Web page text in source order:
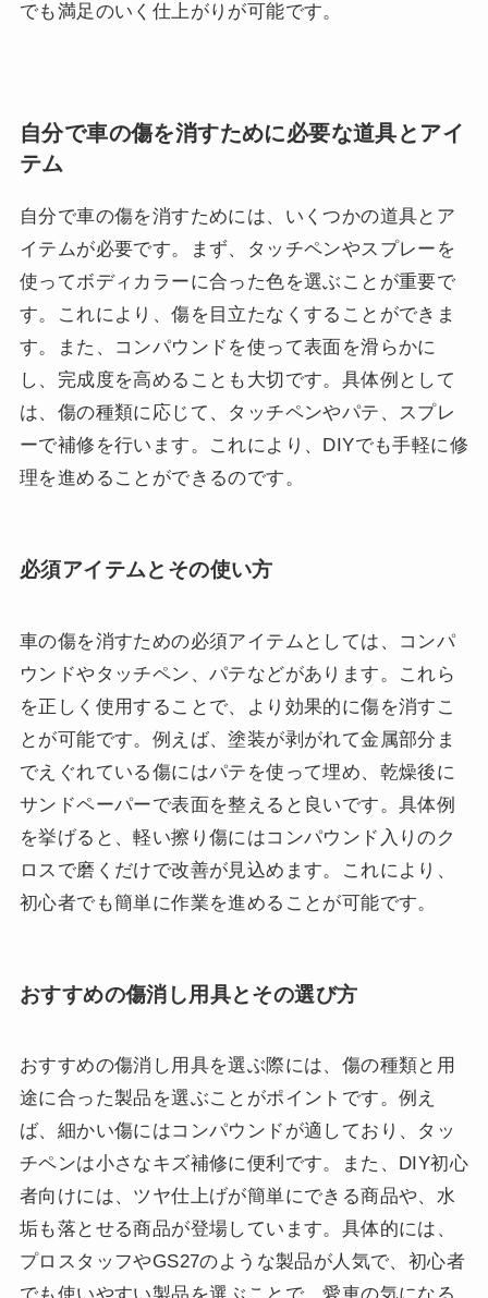
でも満足のいく仕上がりが可能です。
自分で車の傷を消すために必要な道具とアイ
テム
自分で車の傷を消すためには、いくつかの道具とア
イテムが必要です。まず、タッチペンやスプレーを
使ってボディカラーに合った色を選ぶことが重要で
す。これにより、傷を目立たなくすることができま
す。また、コンパウンドを使って表面を滑らかに
し、完成度を高めることも大切です。具体例として
は、傷の種類に応じて、タッチペンやパテ、スプレ
ーで補修を行います。これにより、DIYでも手軽に修
理を進めることができるのです。
必須アイテムとその使い方
車の傷を消すための必須アイテムとしては、コンパ
ウンドやタッチペン、パテなどがあります。これら
を正しく使用することで、より効果的に傷を消すこ
とが可能です。例えば、塗装が剥がれて金属部分ま
でえぐれている傷にはパテを使って埋め、乾燥後に
サンドペーパーで表面を整えると良いです。具体例
を挙げると、軽い擦り傷にはコンパウンド入りのク
ロスで磨くだけで改善が見込めます。これにより、
初心者でも簡単に作業を進めることが可能です。
おすすめの傷消し用具とその選び方
おすすめの傷消し用具を選ぶ際には、傷の種類と用
途に合った製品を選ぶことがポイントです。例え
ば、細かい傷にはコンパウンドが適しており、タッ
チペンは小さなキズ補修に便利です。また、DIY初心
者向けには、ツヤ仕上げが簡単にできる商品や、水
垢も落とせる商品が登場しています。具体的には、
プロスタッフやGS27のような製品が人気で、初心者